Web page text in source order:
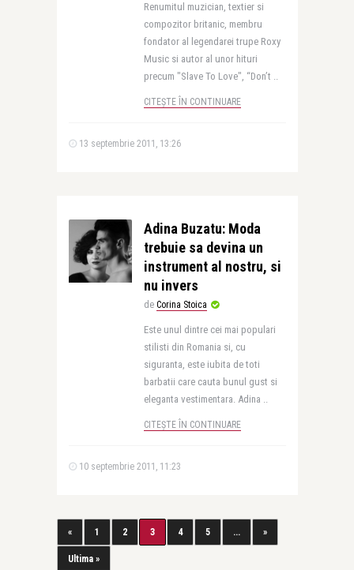
Renumitul muzician, textier si
compozitor britanic, membru
fondator al legendarei trupe Roxy
Music si autor al unor hituri
precum "Slave To Love", “Don’t ..
CITEȘTE ÎN CONTINUARE
13 septembrie 2011, 13:26
Adina Buzatu: Moda
trebuie sa devina un
instrument al nostru, si
nu invers
de Corina Stoica
Este unul dintre cei mai populari
stilisti din Romania si, cu
siguranta, este iubita de toti
barbatii care cauta bunul gust si
eleganta vestimentara. Adina ..
CITEȘTE ÎN CONTINUARE
10 septembrie 2011, 11:23
« 1 2 3 4 5 ... »
Ultima »